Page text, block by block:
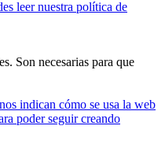
leer nuestra política de
Son necesarias para que
indican cómo se usa la web
poder seguir creando